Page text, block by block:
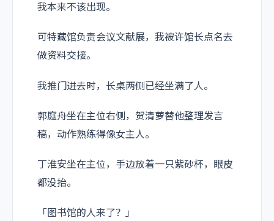
我本来不该出现。
可特藏馆负责会议文献展，我被许馆长点名去
做资料交接。
我推门进去时，长桌两侧已经坐满了人。
郭庭舟坐在主位右侧，贺清萝替他整理发言
稿，动作熟练得像女主人。
丁淮安坐在主位，手边放着一只紫砂杯，眼皮
都没抬。
「图书馆的人来了？」